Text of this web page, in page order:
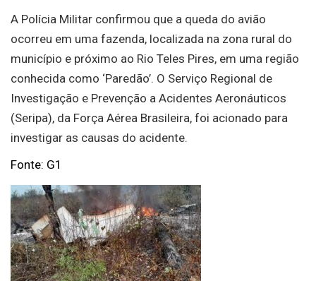
A Polícia Militar confirmou que a queda do avião
ocorreu em uma fazenda, localizada na zona rural do
município e próximo ao Rio Teles Pires, em uma região
conhecida como ‘Paredão’. O Serviço Regional de
Investigação e Prevenção a Acidentes Aeronáuticos
(Seripa), da Força Aérea Brasileira, foi acionado para
investigar as causas do acidente.
Fonte: G1